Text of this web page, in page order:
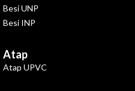
Besi UNP
Besi INP
Atap
Atap UPVC